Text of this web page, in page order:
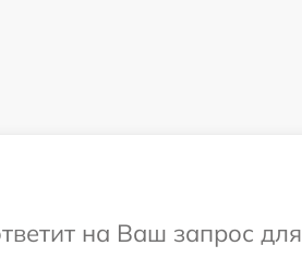
на Ваш запрос для